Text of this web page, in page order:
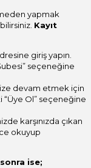
yapmak
Kayıt
giriş yapın.
seçeneğine
devam etmek için
“Üye Ol” seçeneğine
karşınızda çıkan
okuyup
ise;